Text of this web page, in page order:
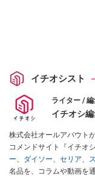
イチオシスト
ライター /
イチオシ
株式会社オールアバウト
コメンドサイト『イチオ
ー、 ダイソー、 セリア、
名品を、コラムや動画を